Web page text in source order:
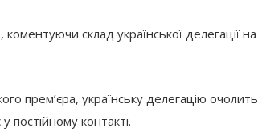
склад української делегації
прем’єра, українську делегацію
постійному контакті.